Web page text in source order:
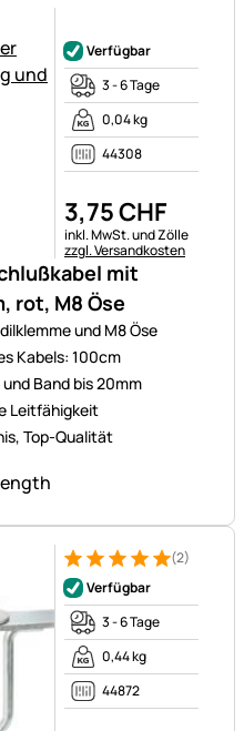
mit
rot, M8 Öse
und M8 Öse
Kabels: 100cm
Band bis 20mm
Leitfähigkeit
Top-Qualität
Verfügbar
3 - 6 Tage
0,04 kg
44308
3,75CHF
Steuerhinweis:
inkl. MwSt. und Zölle
zzgl. Versandkosten
Bewertung: 5 von 5 (2
2 Bewertungen
(2)
Verfügbar
3 - 6 Tage
0,44 kg
44872